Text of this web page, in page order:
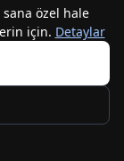
Sözleşmesi
saklıdır.
sana özel hale
için. Detaylar